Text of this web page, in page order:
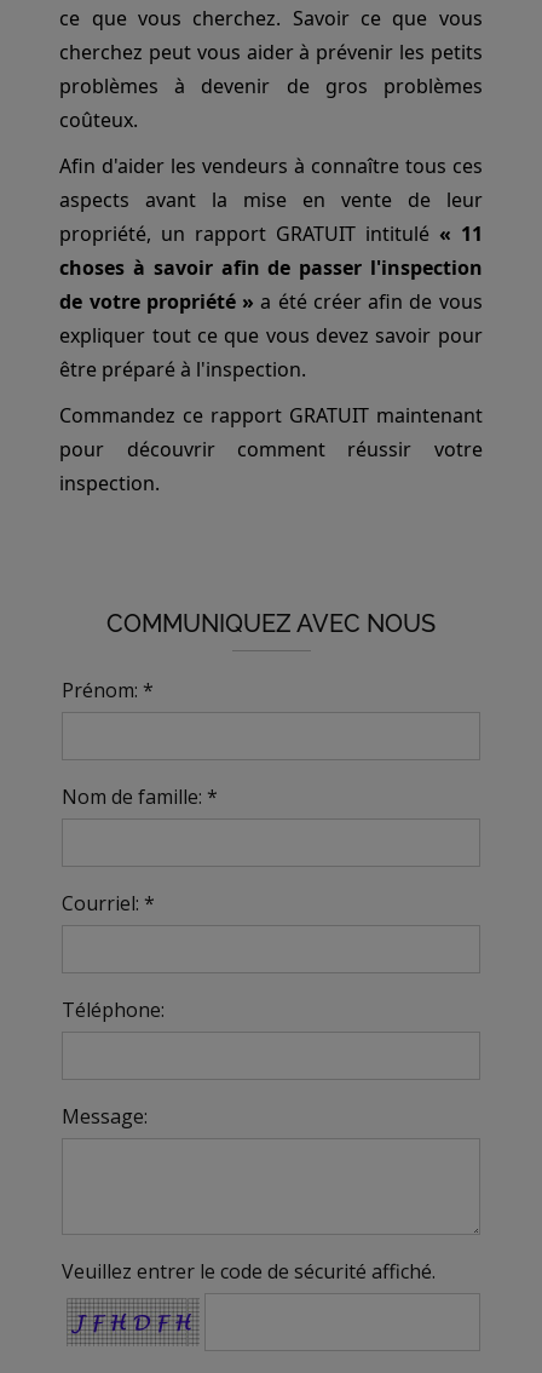
ce que vous cherchez. Savoir ce que vous
cherchez peut vous aider à prévenir les petits
problèmes à devenir de gros problèmes
coûteux.
Afin d'aider les vendeurs à connaître tous ces
aspects avant la mise en vente de leur
propriété, un rapport GRATUIT intitulé « 11
choses à savoir afin de passer l'inspection
de votre propriété » a été créer afin de vous
expliquer tout ce que vous devez savoir pour
être préparé à l'inspection.
Commandez ce rapport GRATUIT maintenant
pour découvrir comment réussir votre
inspection.
COMMUNIQUEZ AVEC NOUS
Prénom: *
Nom de famille: *
Courriel: *
Téléphone:
Message:
Veuillez entrer le code de sécurité affiché.